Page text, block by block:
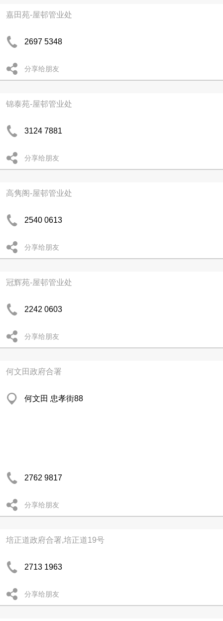
嘉田苑-屋邨管业处
2697 5348
分享给朋友
锦泰苑-屋邨管业处
3124 7881
分享给朋友
高隽阁-屋邨管业处
2540 0613
分享给朋友
冠辉苑-屋邨管业处
2242 0603
分享给朋友
何文田政府合署
何文田 忠孝街88
2762 9817
分享给朋友
培正道政府合署,培正道19号
2713 1963
分享给朋友